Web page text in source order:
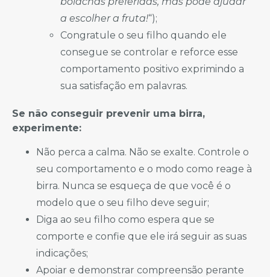
a escolher a fruta!“);
Congratule o seu filho quando ele
consegue se controlar e reforce esse
comportamento positivo exprimindo a
sua satisfação em palavras.
Se não conseguir prevenir uma birra,
experimente:
Não perca a calma. Não se exalte. Controle o
seu comportamento e o modo como reage à
birra. Nunca se esqueça de que você é o
modelo que o seu filho deve seguir;
Diga ao seu filho como espera que se
comporte e confie que ele irá seguir as suas
indicações;
Apoiar e demonstrar compreensão perante